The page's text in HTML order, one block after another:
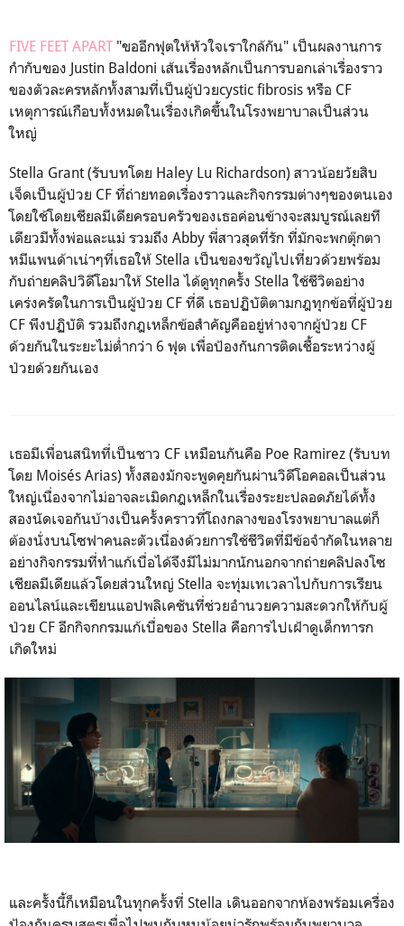
FIVE FEET APART "ขออีกฟุตให้หัวใจเราใกล้กัน" เป็นผลงานการ
กำกับของ Justin Baldoni เส้นเรื่องหลักเป็นการบอกเล่าเรื่องราว
ของตัวละครหลักทั้งสามที่เป็นผู้ป่วยcystic fibrosis หรือ CF
เหตุการณ์เกือบทั้งหมดในเรื่องเกิดขึ้นในโรงพยาบาลเป็นส่วน
ใหญ่
Stella Grant (รับบทโดย Haley Lu Richardson) สาวน้อยวัยสิบ
เจ็ดเป็นผู้ป่วย CF ที่ถ่ายทอดเรื่องราวและกิจกรรมต่างๆของตนเอง
โดยใช้โดยเชียลมีเดียครอบครัวของเธอค่อนข้างจะสมบูรณ์เลยที
เดียวมีทั้งพ่อและแม่ รวมถึง Abby พี่สาวสุดที่รัก ที่มักจะพกตุ๊กตา
หมีแพนด้าเน่าๆที่เธอให้ Stella เป็นของขวัญไปเที่ยวด้วยพร้อม
กับถ่ายคลิปวิดีโอมาให้ Stellaได้ดูทุกครั้ง Stellaใช้ชีวิตอย่าง
เคร่งครัดในการเป็นผู้ป่วย CF ที่ดี เธอปฏิบัติตามกฎทุกข้อที่ผู้ป่วย
CF พึงปฏิบัติ รวมถึงกฎเหล็กข้อสำคัญคืออยู่ห่างจากผู้ป่วย CF
ด้วยกันในระยะไม่ต่ำกว่า 6 ฟุต เพื่อป้องกันการติดเชื้อระหว่างผู้
ป่วยด้วยกันเอง
เธอมีเพื่อนสนิทที่เป็นชาว CF เหมือนกันคือ Poe Ramirez (รับบท
โดย Moisés Arias) ทั้งสองมักจะพูดคุยกันผ่านวิดีโอคอลเป็นส่วน
ใหญ่เนื่องจากไม่อาจละเมิดกฎเหล็กในเรื่องระยะปลอดภัยได้ทั้ง
สองนัดเจอกันบ้างเป็นครั้งคราวที่โถงกลางของโรงพยาบาลแต่ก็
ต้องนั่งบนโซฟาคนละตัวเนื่องด้วยการใช้ชีวิตที่มีข้อจำกัดในหลาย
อย่างกิจกรรมที่ทำแก้เบื่อได้จึงมีไม่มากนักนอกจากถ่ายคลิปลงโซ
เชียลมีเดียแล้วโดยส่วนใหญ่ Stella จะทุ่มเทเวลาไปกับการเรียน
ออนไลน์และเขียนแอปพลิเคชันที่ช่วยอำนวยความสะดวกให้กับผู้
ป่วย CF อีกกิจกกรมแก้เบื่อของ Stella คือการไปเฝ้าดูเด็กทารก
เกิดใหม่
และครั้งนี้ก็เหมือนในทุกครั้งที่ Stella เดินออกจากห้องพร้อมเครื่อง